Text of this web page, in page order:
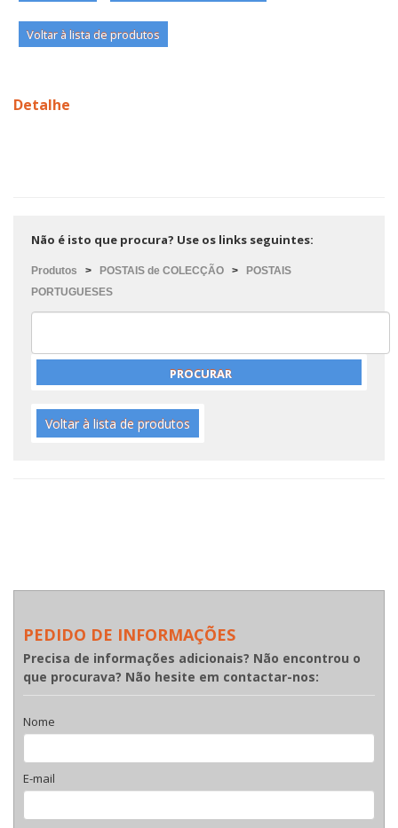
Voltar à lista de produtos
Detalhe
Não é isto que procura? Use os links seguintes:
Produtos > POSTAIS de COLECÇÃO >
POSTAIS
PORTUGUESES
Voltar à lista de produtos
PEDIDO DE INFORMAÇÕES
Precisa de informações adicionais? Não encontrou o
que procurava? Não hesite em contactar-nos:
Nome
E-mail